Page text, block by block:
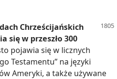
Chrześcijańskich
się w przeszło 300
pojawia się w licznych
Testamentu” na języki
Ameryki, a także używane